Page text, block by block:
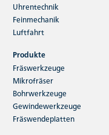
Veranstaltungen
FRAISA
Seminare in
November 2025
Uhrentechnik
Feinmechanik
Luftfahrt
Produkte
Fräswerkzeuge
Mikrofräser
Bohrwerkzeuge
Gewindewerkzeuge
Fräswendeplatten